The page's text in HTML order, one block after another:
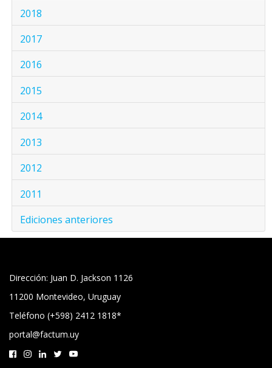
2018
2017
2016
2015
2014
2013
2012
2011
Ediciones anteriores
Dirección: Juan D. Jackson 1126
11200 Montevideo, Uruguay
Teléfono (+598) 2412 1818*
portal@factum.uy